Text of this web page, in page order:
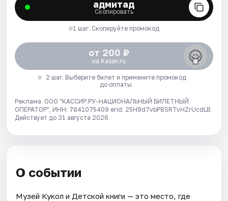
адмитад
Скопировать
1 шаг. Скопируйте промокод
от 200 ₽
на Kassir.ru
2 шаг. Выберите билет и примените промокод
до оплаты
Реклама. ООО "КАССИР.РУ-НАЦИОНАЛЬНЫЙ БИЛЕТНЫЙ
ОПЕРАТОР", ИНН: 7841075409 erid: 25H8d7vbP8SRTvHZrUcdLB.
Действует до 31 августа 2026
О событии
Музей Кукол и Детской книги — это место, где